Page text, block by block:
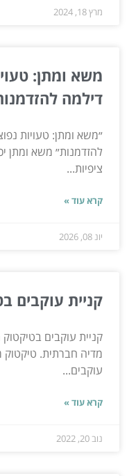
מרץ 18, 2024
משא ומתן:
דילמה
״משא ומתן: טעויות
להזדמנות״ משא ומתן
ציפיות...
קרא עוד »
יונ 08, 2026
קניית עוקבים
קניית עוקבים
מדיה חברתית.
עוקבים...
קרא עוד »
נוב 20, 2022